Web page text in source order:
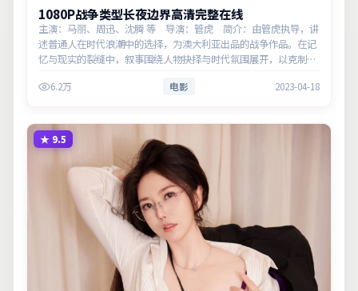
1080P战争类型长夜边界高清完整在线
主演：马丽、周迅、沈腾 等 导演：管虎 简介：由管虎执导，讲
述普通人在时代浪潮中的选择，为澳大利亚出品的战争作品。在记
忆与现实的裂缝中，叙事围绕人物抉择与时代氛围展开，以克制镜
实意…
6.2万 电影 2023-04-18
★ 9.5